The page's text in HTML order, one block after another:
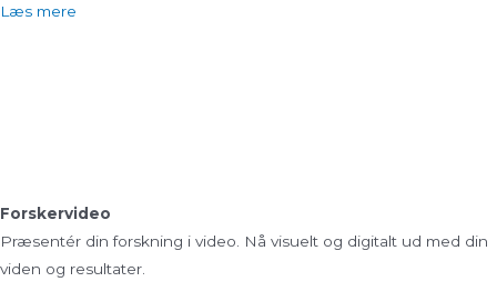
Læs mere
Forskervideo
Præsentér din forskning i video. Nå visuelt og digitalt ud med din
viden og resultater.